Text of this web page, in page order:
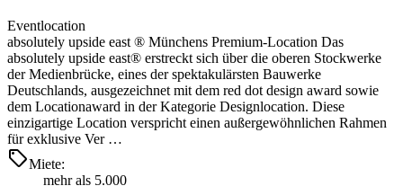
Eventlocation
absolutely upside east ® Münchens Premium-Location Das
absolutely upside east® erstreckt sich über die oberen Stockwerke
der Medienbrücke, eines der spektakulärsten Bauwerke
Deutschlands, ausgezeichnet mit dem red dot design award sowie
dem Locationaward in der Kategorie Designlocation. Diese
einzigartige Location verspricht einen außergewöhnlichen Rahmen
für exklusive Ver …
Miete:
mehr als 5.000